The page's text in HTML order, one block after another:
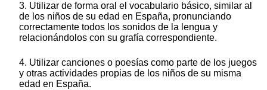
3. Utilizar de forma oral el vocabulario básico, similar al
de los niños de su edad en España, pronunciando
correctamente todos los sonidos de la lengua y
relacionándolos con su grafía correspondiente.
4. Utilizar canciones o poesías como parte de los juegos
y otras actividades propias de los niños de su misma
edad en España.